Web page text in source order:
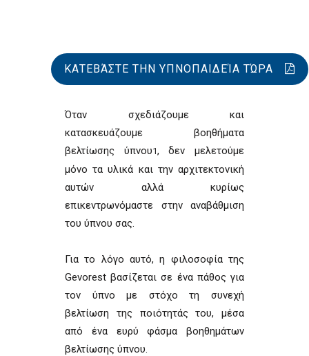
ΚΑΤΕΒΆΣΤΕ ΤΗΝ ΥΠΝΟΠΑΙΔΕΊΑ ΤΏΡΑ
Όταν σχεδιάζουμε και
κατασκευάζουμε βοηθήματα
βελτίωσης ύπνου1, δεν μελετούμε
μόνο τα υλικά και την αρχιτεκτονική
αυτών αλλά κυρίως
επικεντρωνόμαστε στην αναβάθμιση
του ύπνου σας.
Για το λόγο αυτό, η φιλοσοφία της
Gevorest βασίζεται σε ένα πάθος για
τον ύπνο με στόχο τη συνεχή
βελτίωση της ποιότητάς του, μέσα
από ένα ευρύ φάσμα βοηθημάτων
βελτίωσης ύπνου.